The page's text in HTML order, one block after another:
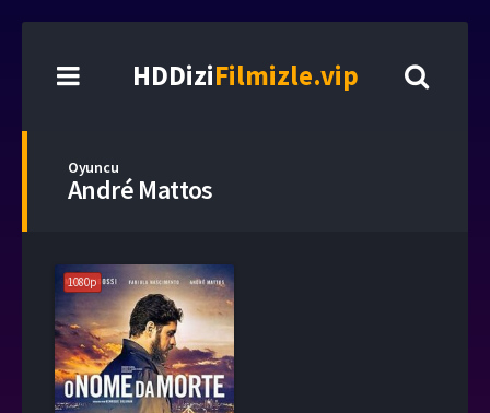
HDDiziFilmizle.vip
Oyuncu
André Mattos
1080p